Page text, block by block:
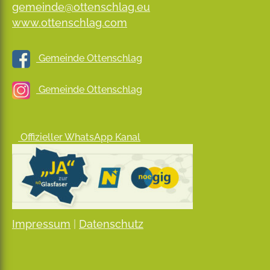
gemeinde@ottenschlag.eu
www.ottenschlag.com
Gemeinde Ottenschlag
Gemeinde Ottenschlag
Offizieller WhatsApp Kanal
Impressum Datenschutz